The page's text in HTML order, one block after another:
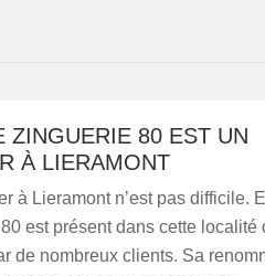
ZINGUERIE 80 EST UN
À LIERAMONT
à Lieramont n’est pas difficile.
est présent dans cette localité
de nombreux clients. Sa